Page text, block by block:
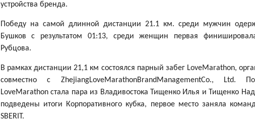
устройства бренда.
Победу на самой длинной дистанции 21.1 км. среди мужчин
Бушков с результатом 01:13, среди женщин первая
Рубцова.
В рамках дистанции 21,1 км состоялся парный забег LoveMarathon,
совместно с ZhejiangLoveMarathonBrandManagementCo., Ltd.
LoveMarathon стала пара из Владивостока Тищенко Илья и Тищенко
подведены итоги Корпоративного кубка, первое место заняла
SBERIT.